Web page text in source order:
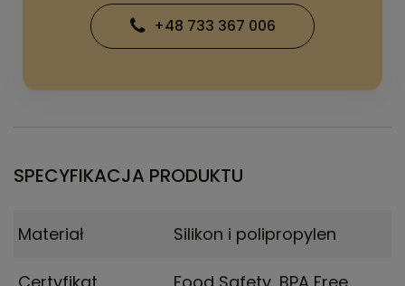
+48 733 367 006
SPECYFIKACJA PRODUKTU
Materiał Silikon i polipropylen